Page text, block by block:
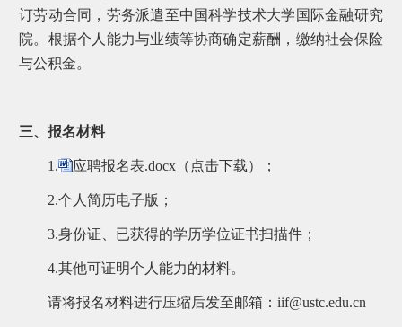
订劳动合同，劳务派遣至中国科学技术大学国际金融研究
院。根据个人能力与业绩等协商确定薪酬，缴纳社会保险
与公积金。
三、报名材料
1. 应聘报名表.docx （点击下载）；
2.个人简历电子版；
3.身份证、已获得的学历学位证书扫描件；
4.其他可证明个人能力的材料。
请将报名材料进行压缩后发至邮箱：iif@ustc.edu.cn